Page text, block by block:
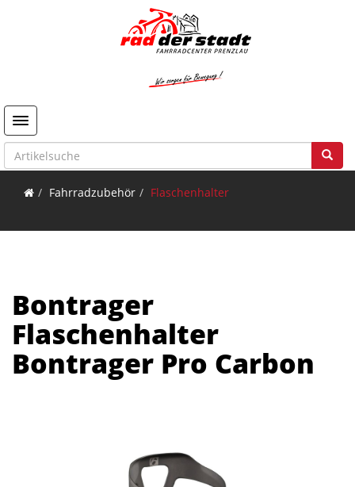
Toggle navigation
Fahrradzubehör Flaschenhalter
Bontrager
Flaschenhalter
Bontrager Pro Carbon